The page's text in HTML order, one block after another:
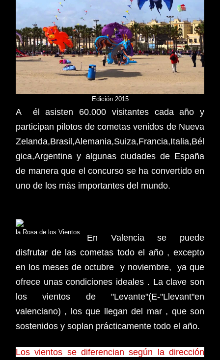
Edición 2015
A él asisten 60.000 visitantes cada año y
participan pilotos de cometas venidos de Nueva
Zelanda,Brasil,Alemania,Suiza,Francia,Italia,Bél
gica,Argentina y algunas ciudades de España
de manera que el concurso se ha convertido en
uno de los más importantes del mundo.
la Rosa de los Vientos
En Valencia se puede
disfrutar de las cometas todo el año , excepto
en los meses de octubre y noviembre, ya que
ofrece unas condiciones ideales . La clave son
los vientos de "Levante"(E-"Llevant"en
valenciano) , los que llegan del mar , que son
sostenidos y soplan prácticamente todo el año.
Los vientos se diferencian según la dirección